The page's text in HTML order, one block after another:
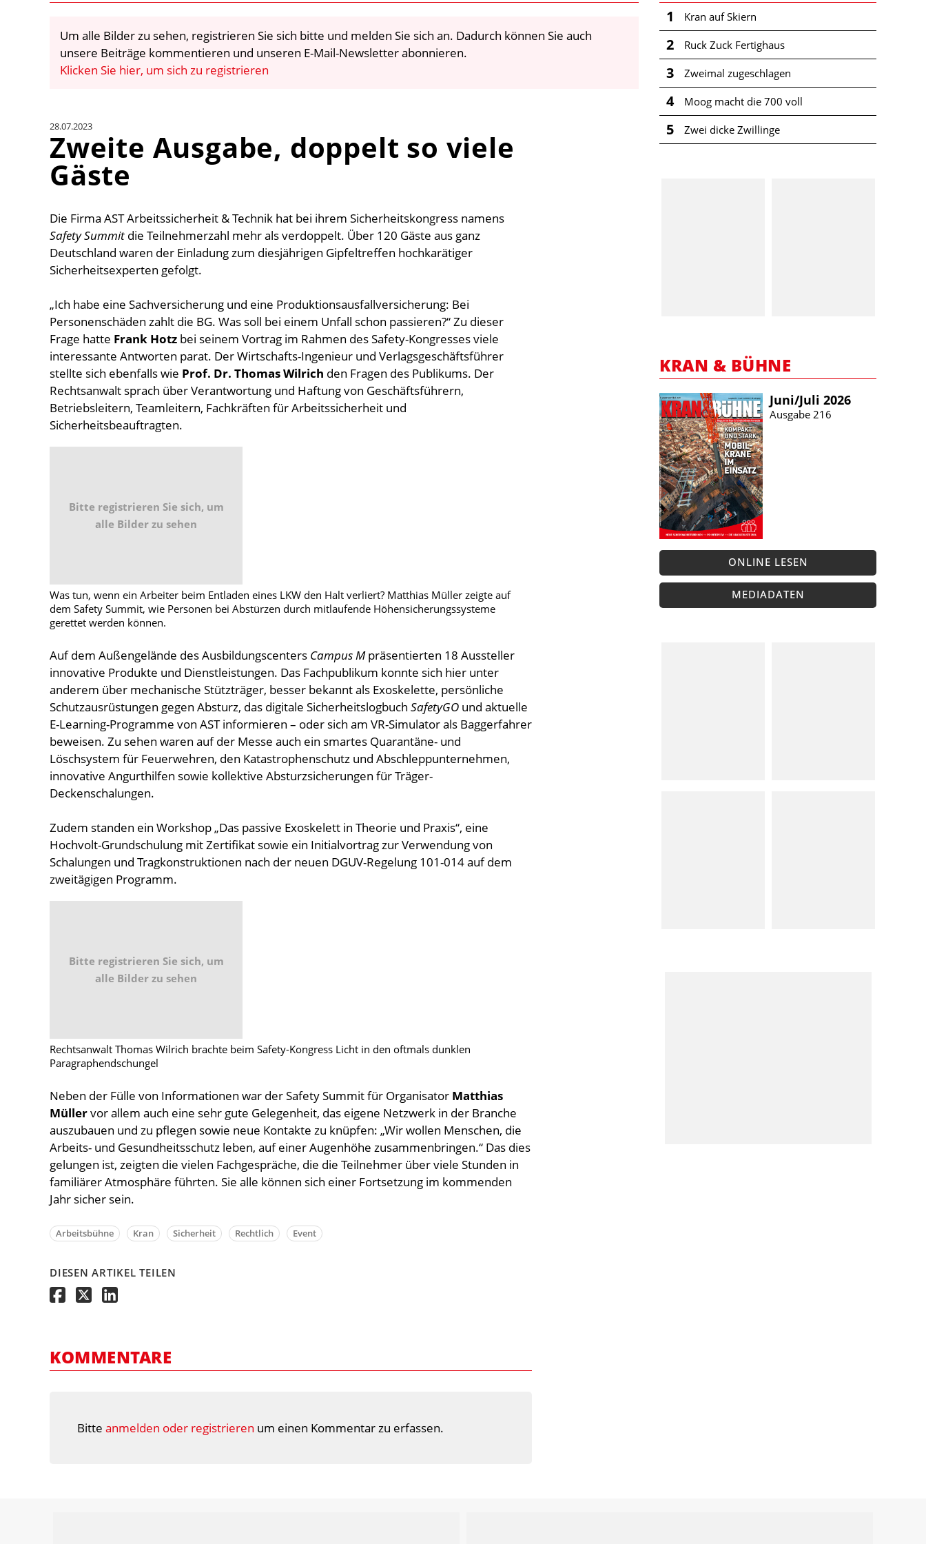
Um alle Bilder zu sehen, registrieren Sie sich bitte und melden Sie sich an. Dadurch können Sie auch
unsere Beiträge kommentieren und unseren E-Mail-Newsletter abonnieren.
Klicken Sie hier, um sich zu registrieren
28.07.2023
Zweite Ausgabe, doppelt so viele
Gäste
Die Firma AST Arbeitssicherheit & Technik hat bei ihrem Sicherheitskongress namens
Safety Summit die Teilnehmerzahl mehr als verdoppelt. Über 120 Gäste aus ganz
Deutschland waren der Einladung zum diesjährigen Gipfeltreffen hochkarätiger
Sicherheitsexperten gefolgt.
„Ich habe eine Sachversicherung und eine Produktionsausfallversicherung: Bei
Personenschäden zahlt die BG. Was soll bei einem Unfall schon passieren?“ Zu dieser
Frage hatte Frank Hotz bei seinem Vortrag im Rahmen des Safety-Kongresses viele
interessante Antworten parat. Der Wirtschafts-Ingenieur und Verlagsgeschäftsführer
stellte sich ebenfalls wie Prof. Dr. Thomas Wilrich den Fragen des Publikums. Der
Rechtsanwalt sprach über Verantwortung und Haftung von Geschäftsführern,
Betriebsleitern, Teamleitern, Fachkräften für Arbeitssicherheit und
Sicherheitsbeauftragten.
Bitte registrieren Sie sich, um
alle Bilder zu sehen
Was tun, wenn ein Arbeiter beim Entladen eines LKW den Halt verliert? Matthias Müller zeigte auf
dem Safety Summit, wie Personen bei Abstürzen durch mitlaufende Höhensicherungssysteme
gerettet werden können.
Auf dem Außengelände des Ausbildungscenters Campus Mpräsentierten 18 Aussteller
innovative Produkte und Dienstleistungen. Das Fachpublikum konnte sich hier unter
anderem über mechanische Stützträger, besser bekannt als Exoskelette, persönliche
Schutzausrüstungen gegen Absturz, das digitale Sicherheitslogbuch SafetyGO und aktuelle
E-Learning-Programme von AST informieren – oder sich am VR-Simulator als Baggerfahrer
beweisen. Zu sehen waren auf der Messe auch ein smartes Quarantäne- und
Löschsystem für Feuerwehren, den Katastrophenschutz und Abschleppunternehmen,
innovative Angurthilfen sowie kollektive Absturzsicherungen für Träger-
Deckenschalungen.
Zudem standen ein Workshop „Das passive Exoskelett in Theorie und Praxis“, eine
Hochvolt-Grundschulung mit Zertifikat sowie ein Initialvortrag zur Verwendung von
Schalungen und Tragkonstruktionen nach der neuen DGUV-Regelung 101-014 auf dem
zweitägigen Programm.
Bitte registrieren Sie sich, um
alle Bilder zu sehen
Rechtsanwalt Thomas Wilrich brachte beim Safety-Kongress Licht in den oftmals dunklen
Paragraphendschungel
Neben der Fülle von Informationen war der Safety Summit für Organisator Matthias
Müllervor allem auch eine sehr gute Gelegenheit, das eigene Netzwerk in der Branche
auszubauen und zu pflegen sowie neue Kontakte zu knüpfen: „Wir wollen Menschen, die
Arbeits- und Gesundheitsschutz leben, auf einer Augenhöhe zusammenbringen.“ Das dies
gelungen ist, zeigten die vielen Fachgespräche, die die Teilnehmer über viele Stunden in
familiärer Atmosphäre führten. Sie alle können sich einer Fortsetzung im kommenden
Jahr sicher sein.
Arbeitsbühne Kran Sicherheit Rechtlich Event
DIESEN ARTIKEL TEILEN
KOMMENTARE
Bitte anmelden oder registrieren um einen Kommentar zu erfassen.
1 Kran auf Skiern
2 Ruck Zuck Fertighaus
3 Zweimal zugeschlagen
4 Moog macht die 700 voll
5 Zwei dicke Zwillinge
KRAN & BÜHNE
Juni/​Juli 2026
Ausgabe 216
ONLINE LESEN
MEDIADATEN